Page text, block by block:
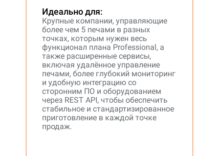
Идеально для:
Крупные компании, управляющие
более чем 5 печами в разных
точках, которым нужен весь
функционал плана Professional, а
также расширенные сервисы,
включая удалённое управление
печами, более глубокий мониторинг
и удобную интеграцию со
сторонним ПО и оборудованием
через REST API, чтобы обеспечить
стабильное и стандартизированное
приготовление в каждой точке
продаж.